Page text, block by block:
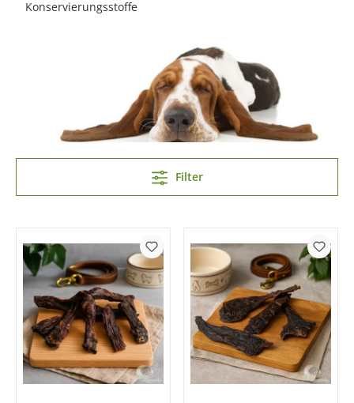
Konservierungsstoffe
Filter